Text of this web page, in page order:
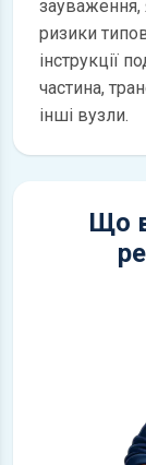
ризики
інструкції
частина,
інші вузли.
Що